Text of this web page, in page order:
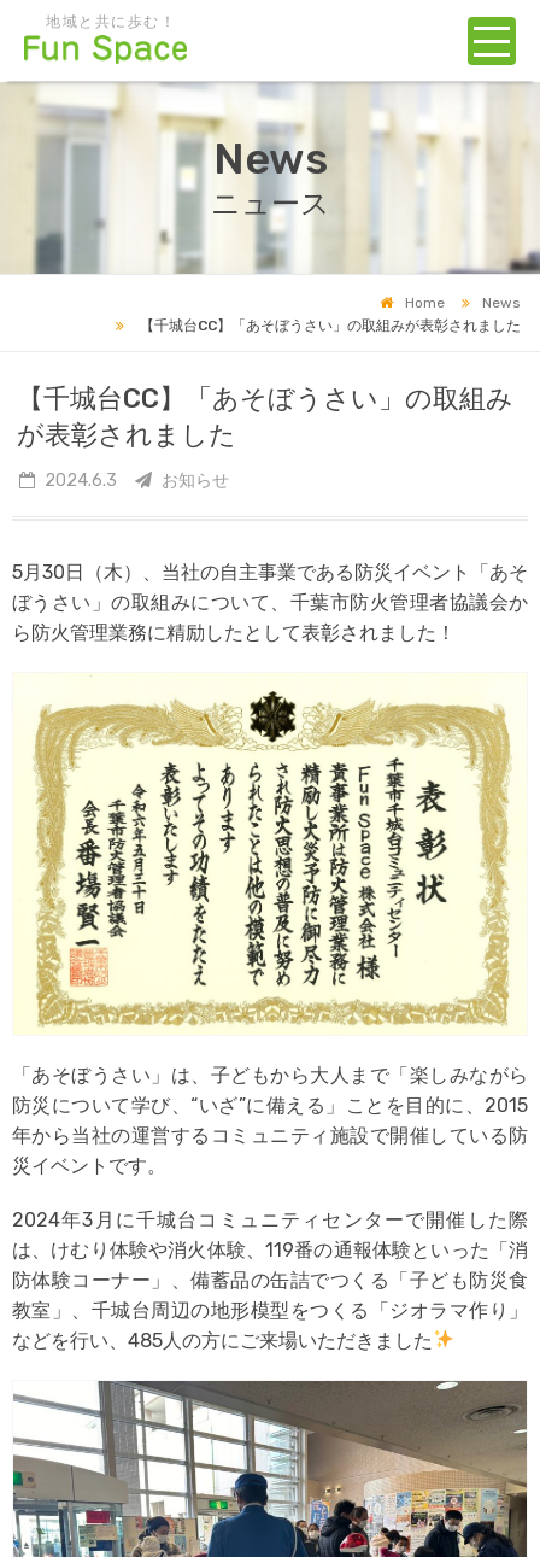
地域と共に歩む！
News
ニュース
Home
News
【千城台CC】「あそぼうさい」の取組みが表彰されました
【千城台CC】「あそぼうさい」の取組み
が表彰されました
2024.6.3 お知らせ
5月30日（木）、当社の自主事業である防災イベント「あそ
ぼうさい」の取組みについて、千葉市防火管理者協議会か
ら防火管理業務に精励したとして表彰されました！
「あそぼうさい」は、子どもから大人まで「楽しみながら
防災について学び、“いざ”に備える」ことを目的に、2015
年から当社の運営するコミュニティ施設で開催している防
災イベントです。
2024年3月に千城台コミュニティセンターで開催した際
は、けむり体験や消火体験、119番の通報体験といった「消
防体験コーナー」、備蓄品の缶詰でつくる「子ども防災食
教室」、千城台周辺の地形模型をつくる「ジオラマ作り」
などを行い、485人の方にご来場いただきました